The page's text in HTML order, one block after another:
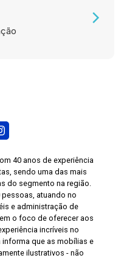
40 anos de experiência
sendo uma das mais
do segmento na região.
atuando no
e administração de
o foco de oferecer aos
incríveis no
que as mobílias e
ilustrativos - não